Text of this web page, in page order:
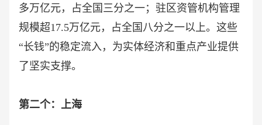
多万亿元，占全国三分之一；驻区资管机构管理
规模超17.5万亿元，占全国八分之一以上。这些
“长钱”的稳定流入，为实体经济和重点产业提供
了坚实支撑。
第二个：上海